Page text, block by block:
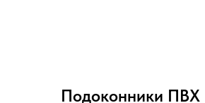
Подоконники ПВХ